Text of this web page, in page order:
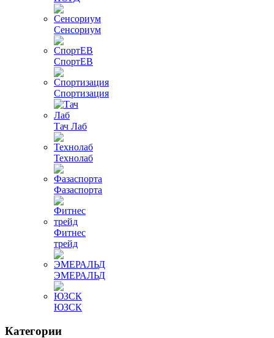
Сенсориум
СпортЕВ
Спортизация
Тач Лаб
Технолаб
Фазаспорта
Фитнес
трейд
ЭМЕРАЛЬД
ЮЗСК
Категории